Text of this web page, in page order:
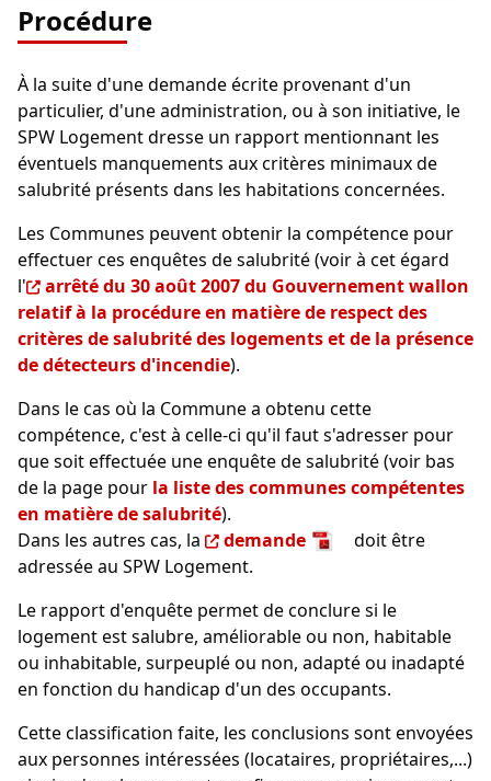
Procédure
À la suite d'une demande écrite provenant d'un
particulier, d'une administration, ou à son initiative, le
SPW Logement dresse un rapport mentionnant les
éventuels manquements aux critères minimaux de
salubrité présents dans les habitations concernées.
Les Communes peuvent obtenir la compétence pour
effectuer ces enquêtes de salubrité (voir à cet égard
l'
arrêté du 30 août 2007 du Gouvernement wallon
relatif à la procédure en matière de respect des
critères de salubrité des logements et de la présence
de détecteurs d'incendie).
Dans le cas où la Commune a obtenu cette
compétence, c'est à celle-ci qu'il faut s'adresser pour
que soit effectuée une enquête de salubrité (voir bas
de la page pour la liste des communes compétentes
en matière de salubrité).
Dans les autres cas, la
demande
doit être
adressée au SPW Logement.
Le rapport d'enquête permet de conclure si le
logement est salubre, améliorable ou non, habitable
ou inhabitable, surpeuplé ou non, adapté ou inadapté
en fonction du handicap d'un des occupants.
Cette classification faite, les conclusions sont envoyées
aux personnes intéressées (locataires, propriétaires,...)